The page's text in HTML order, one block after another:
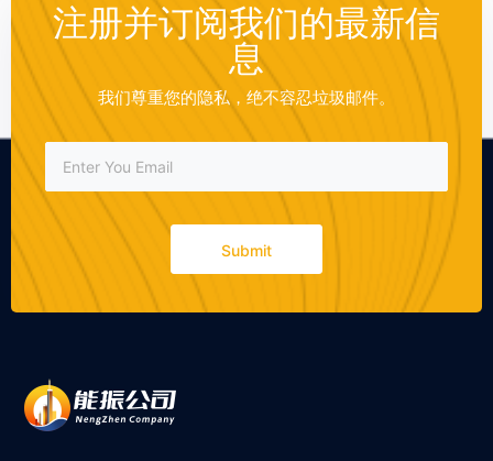
注册并订阅我们的最新信
息
我们尊重您的隐私，绝不容忍垃圾邮件。
Submit